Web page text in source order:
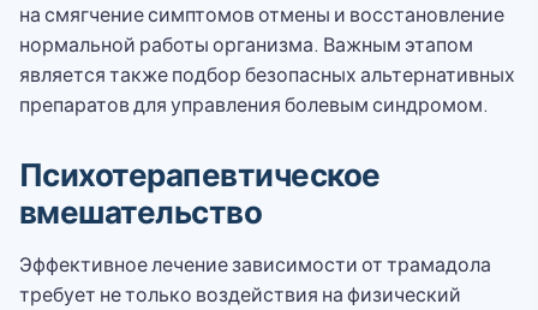
на смягчение симптомов отмены и восстановление
нормальной работы организма. Важным этапом
является также подбор безопасных альтернативных
препаратов для управления болевым синдромом.
Психотерапевтическое
вмешательство
Эффективное лечение зависимости от трамадола
требует не только воздействия на физический